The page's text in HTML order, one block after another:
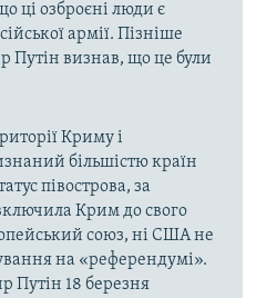
ці озброєні люди є
армії. Пізніше
Путін визнав, що це були
Криму і
більшістю країн
півострова, за
Крим до свого
союз, ні США не
на «референдумі».
Путін 18 березня